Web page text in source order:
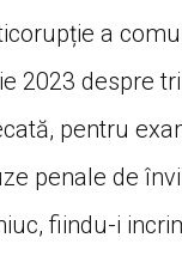
a
2023 despre
pentru
penale de
fiindu-i